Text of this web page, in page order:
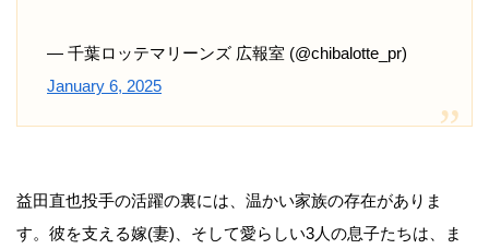
— 千葉ロッテマリーンズ 広報室 (@chibalotte_pr)
January 6, 2025
益田直也投手の活躍の裏には、温かい家族の存在がありま
す。彼を支える嫁(妻)、そして愛らしい3人の息子たちは、ま